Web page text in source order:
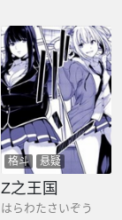
格斗 悬疑
Z之王国
はらわたさいぞう